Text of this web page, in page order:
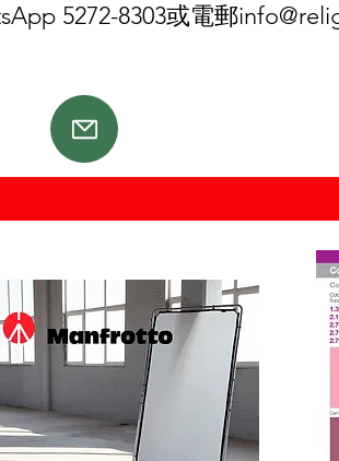
5272-8303或電郵